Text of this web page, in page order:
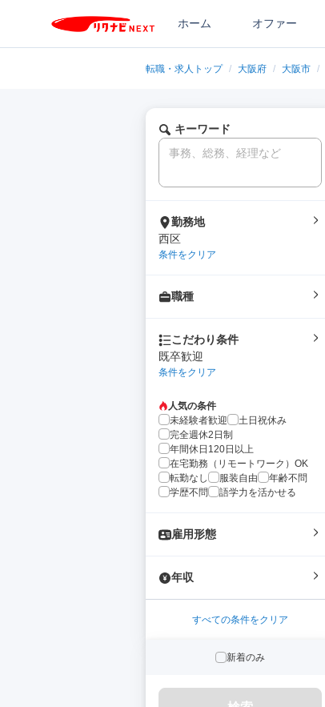
ホーム オファー
転職・求人トップ / 大阪府 / 大阪市 /
キーワード
勤務地
西区
条件をクリア
職種
こだわり条件
既卒歓迎
条件をクリア
人気の条件
未経験者歓迎
土日祝休み
完全週休2日制
年間休日120日以上
在宅勤務（リモートワーク）OK
転勤なし
服装自由
年齢不問
学歴不問
語学力を活かせる
雇用形態
年収
すべての条件をクリア
新着のみ